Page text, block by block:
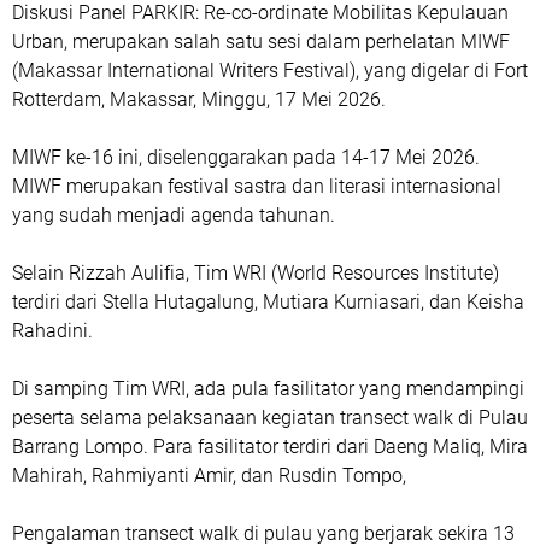
Diskusi Panel PARKIR: Re-co-ordinate Mobilitas Kepulauan
Urban, merupakan salah satu sesi dalam perhelatan MIWF
(Makassar International Writers Festival), yang digelar di Fort
Rotterdam, Makassar, Minggu, 17 Mei 2026.
MIWF ke-16 ini, diselenggarakan pada 14-17 Mei 2026.
MIWF merupakan festival sastra dan literasi internasional
yang sudah menjadi agenda tahunan.
Selain Rizzah Aulifia, Tim WRI (World Resources Institute)
terdiri dari Stella Hutagalung, Mutiara Kurniasari, dan Keisha
Rahadini.
Di samping Tim WRI, ada pula fasilitator yang mendampingi
peserta selama pelaksanaan kegiatan transect walk di Pulau
Barrang Lompo. Para fasilitator terdiri dari Daeng Maliq, Mira
Mahirah, Rahmiyanti Amir, dan Rusdin Tompo,
Pengalaman transect walk di pulau yang berjarak sekira 13